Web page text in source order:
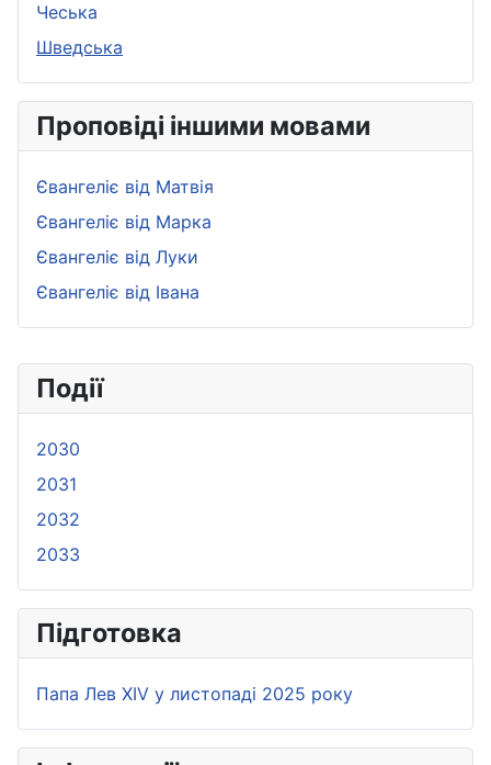
Події
2030
2031
2032
2033
Підготовка
Папа Лев XIV у листопаді 2025 року
Чеська
Шведська
Проповіді іншими мовами
Євангеліє від Матвія
Євангеліє від Марка
Євангеліє від Луки
Євангеліє від Івана